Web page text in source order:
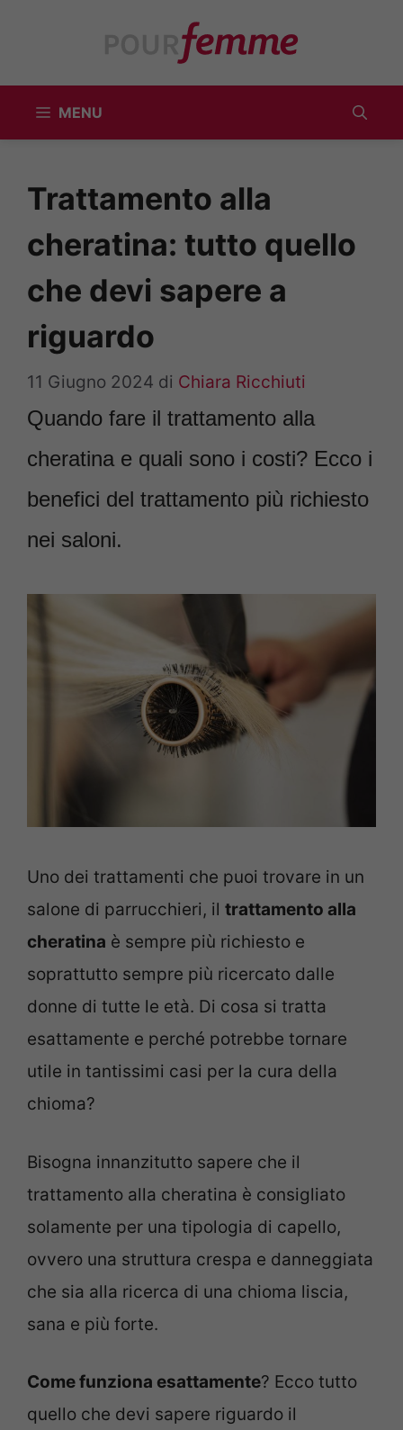
MENU
Trattamento alla
cheratina: tutto quello
che devi sapere a
riguardo
11 Giugno 2024 di Chiara Ricchiuti
Quando fare il trattamento alla
cheratina e quali sono i costi? Ecco i
benefici del trattamento più richiesto
nei saloni.
Uno dei trattamenti che puoi trovare in un
salone di parrucchieri, il trattamento alla
cheratina è sempre più richiesto e
soprattutto sempre più ricercato dalle
donne di tutte le età. Di cosa si tratta
esattamente e perché potrebbe tornare
utile in tantissimi casi per la cura della
chioma?
Bisogna innanzitutto sapere che il
trattamento alla cheratina è consigliato
solamente per una tipologia di capello,
ovvero una struttura crespa e danneggiata
che sia alla ricerca di una chioma liscia,
sana e più forte.
Come funziona esattamente? Ecco tutto
quello che devi sapere riguardo il